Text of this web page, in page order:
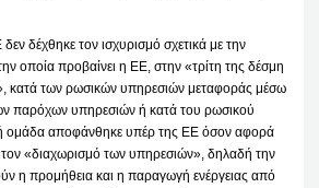
δέχθηκε τον ισχυρισμό σχετικά με την
οποία προβαίνει η ΕΕ, στην «τρίτη της δέσμη
κατά των ρωσικών υπηρεσιών μεταφοράς μέσω
παρόχων υπηρεσιών ή κατά του ρωσικού
ομάδα αποφάνθηκε υπέρ της ΕΕ όσον αφορά
τον «διαχωρισμό των υπηρεσιών», δηλαδή την
η προμήθεια και η παραγωγή ενέργειας από